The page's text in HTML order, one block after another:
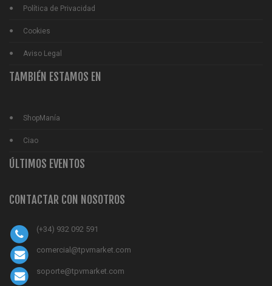
Política de Privacidad
Cookies
Aviso Legal
TAMBIÉN ESTAMOS EN
ShopManía
Ciao
ÚLTIMOS EVENTOS
CONTACTAR CON NOSOTROS
(+34) 932 092 591
comercial@tpvmarket.com
soporte@tpvmarket.com